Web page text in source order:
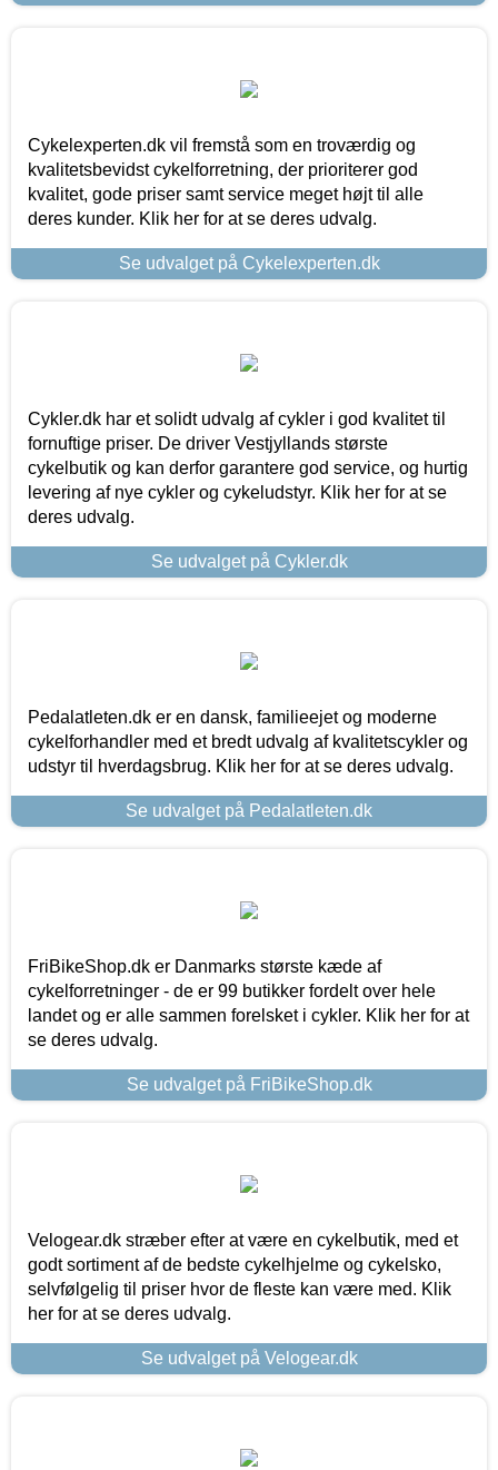
Cykelexperten.dk vil fremstå som en troværdig og
kvalitetsbevidst cykelforretning, der prioriterer god
kvalitet, gode priser samt service meget højt til alle
deres kunder. Klik her for at se deres udvalg.
Se udvalget på Cykelexperten.dk
Cykler.dk har et solidt udvalg af cykler i god kvalitet til
fornuftige priser. De driver Vestjyllands største
cykelbutik og kan derfor garantere god service, og hurtig
levering af nye cykler og cykeludstyr. Klik her for at se
deres udvalg.
Se udvalget på Cykler.dk
Pedalatleten.dk er en dansk, familieejet og moderne
cykelforhandler med et bredt udvalg af kvalitetscykler og
udstyr til hverdagsbrug. Klik her for at se deres udvalg.
Se udvalget på Pedalatleten.dk
FriBikeShop.dk er Danmarks største kæde af
cykelforretninger - de er 99 butikker fordelt over hele
landet og er alle sammen forelsket i cykler. Klik her for at
se deres udvalg.
Se udvalget på FriBikeShop.dk
Velogear.dk stræber efter at være en cykelbutik, med et
godt sortiment af de bedste cykelhjelme og cykelsko,
selvfølgelig til priser hvor de fleste kan være med. Klik
her for at se deres udvalg.
Se udvalget på Velogear.dk